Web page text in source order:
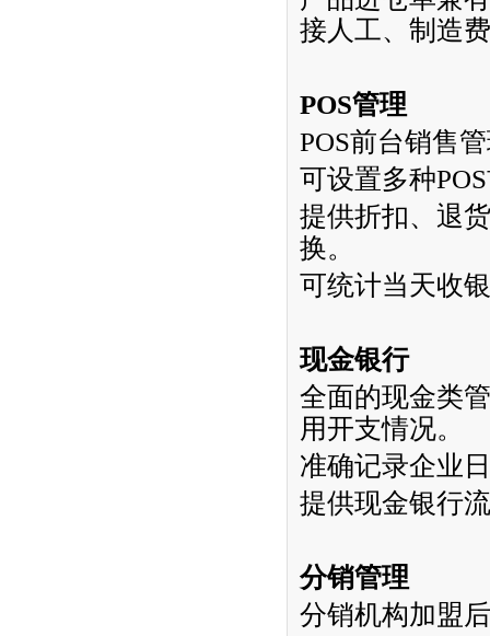
接人工、制造
POS管理
POS前台销售
可设置多种POS
提供折扣、退
换。
可统计当天收
现金银行
全面的现金类
用开支情况。
准确记录企业
提供现金银行
分销管理
分销机构加盟